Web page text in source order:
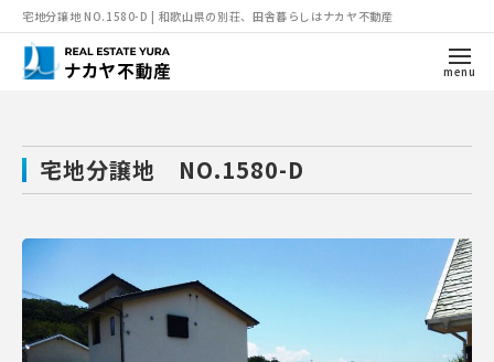
宅地分譲地 NO.1580-D | 和歌山県の別荘、田舎暮らしはナカヤ不動産
menu
宅地分譲地 NO.1580-D